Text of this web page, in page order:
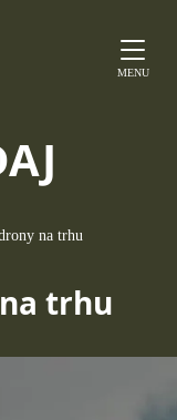
MENU
na trhu
trhu